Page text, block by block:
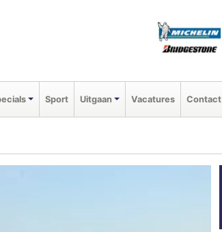
Sport Uitgaan Vacatures Contact